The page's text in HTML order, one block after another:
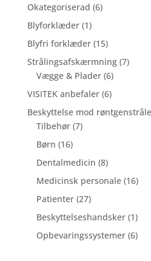
Okategoriserad 66
Blyforklæder 11
vare
Blyfri forklæder 1515
varer
Strålingsafskærmning 77
Vægge & Plader 66
varer
VISITEK anbefaler 66
varer
Beskyttelse mod
Tilbehør 77
Børn 1616
varer
Dentalmedicin 88
varer
Medicinsk personale 1616
Patienter 2727
varer
Beskyttelseshandsker 11
vare
Opbevaringssystemer 66